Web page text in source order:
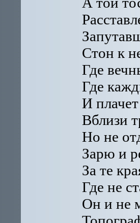
Стон к
Где
Где
И
Вблизи
Но не
Зарю и
За те
Где не
Он и не